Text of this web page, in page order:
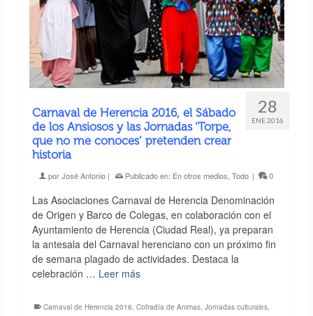
28
ENE 2016
Carnaval de Herencia 2016, el Sábado
de los Ansiosos y las Jornadas ‘Torpe,
que no me conoces’ pretenden crear
historia
porJosé Antonio| Publicado en: En otros medios Todo | 0
Las Asociaciones Carnaval de Herencia Denominación
de Origen y Barco de Colegas, en colaboración con el
Ayuntamiento de Herencia (Ciudad Real), ya preparan
la antesala del Carnaval herenciano con un próximo fin
de semana plagado de actividades. Destaca la
celebración … Leer más
Carnaval de Herencia 2016 Cofradía de Animas, Jornadas culturales,